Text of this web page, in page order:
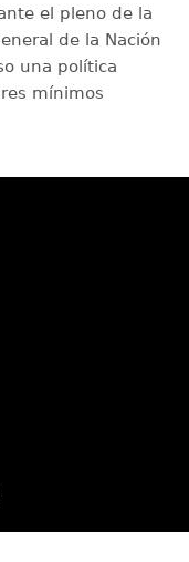
el pleno de la
de la Nación
una política
mínimos